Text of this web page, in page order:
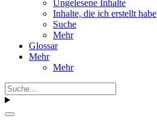
Ungelesene Inhalte
Inhalte, die ich erstellt habe
Suche
Mehr
Glossar
Mehr
Mehr